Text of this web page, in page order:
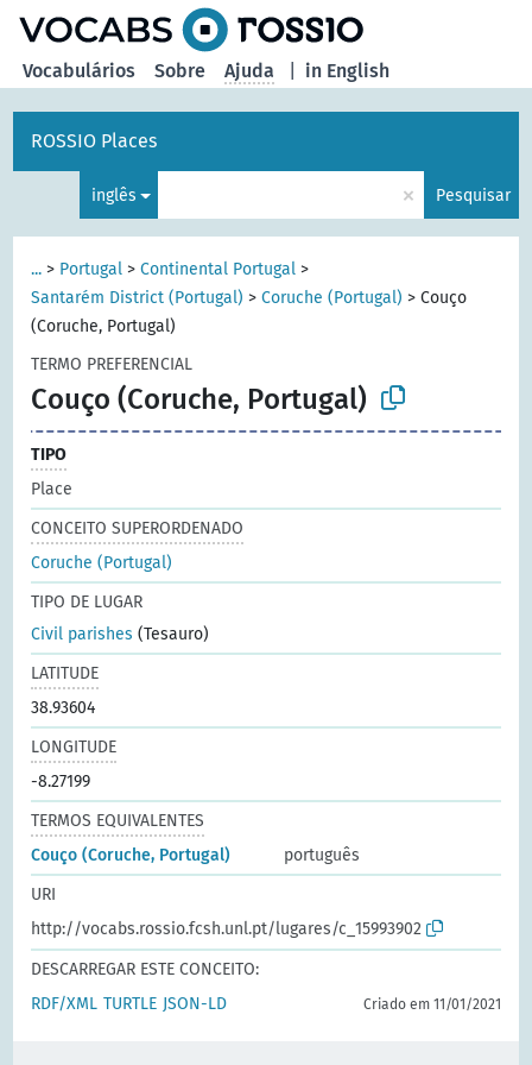
in English
Vocabulários Sobre Ajuda
ROSSIO Places
inglês × Pesquisar
... > Portugal >Continental Portugal >
Santarém District (Portugal) >Coruche (Portugal) >Couço
(Coruche, Portugal)
TERMO PREFERENCIAL
Couço (Coruche, Portugal)
TIPO
Place
CONCEITO SUPERORDENADO
Coruche (Portugal)
TIPO DE LUGAR
Civil parishes (Tesauro)
LATITUDE
38.93604
LONGITUDE
-8.27199
TERMOS EQUIVALENTES
Couço (Coruche, Portugal)
português
URI
http://vocabs.rossio.fcsh.unl.pt/lugares/c_15993902
DESCARREGAR ESTE CONCEITO:
RDF/XML TURTLE JSON-LD Criado em 11/01/2021